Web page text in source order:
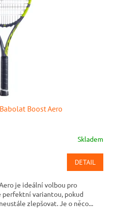
Boost Aero
Skladem
DETAIL
je ideální volbou pro
perfektní variantou, pokud
zlepšovat. Je o něco...